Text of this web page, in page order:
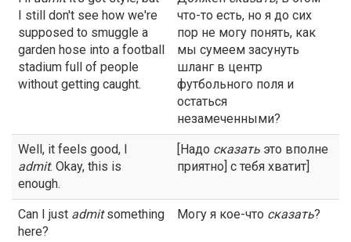
I still don't see how we're
supposed to smuggle a
garden hose into a football
stadium full of people
without getting caught.
что-то есть, но я до сих
пор не могу понять, как
мы сумеем засунуть
шланг в центр
футбольного поля и
остаться
незамеченными?
Well, it feels good, I
admit. Okay, this is
enough.
[Надо сказать это вполне
приятно] с тебя хватит]
Can I just admitsomething
here?
Могу я кое-что сказать?